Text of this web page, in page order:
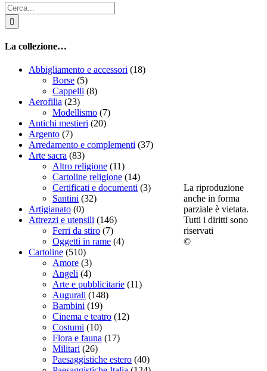
Cerca
per:
La collezione…
Abbigliamento e accessori (18)
Borse (5)
Cappelli (8)
Aerofilia (23)
Modellismo (7)
Antichi mestieri (20)
Argento (7)
Arredamento e complementi (37)
Arte sacra (83)
Altro religione (11)
Cartoline religione (14)
Certificati e documenti (3)
Santini (32)
Artigianato (0)
Attrezzi e utensili (146)
Ferri da stiro (7)
Oggetti in rame (4)
Cartoline (510)
Amore (3)
Angeli (4)
Arte e pubblicitarie (11)
Augurali (148)
Bambini (19)
Cinema e teatro (12)
Costumi (10)
Flora e fauna (17)
Militari (26)
Paesaggistiche estero (40)
La riproduzione
anche in forma
parziale è vietata.
Tutti i diritti sono
riservati
©